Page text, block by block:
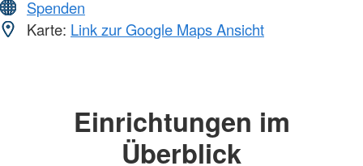
Spenden
Karte: Link zur Google Maps Ansicht
Einrichtungen im
Überblick